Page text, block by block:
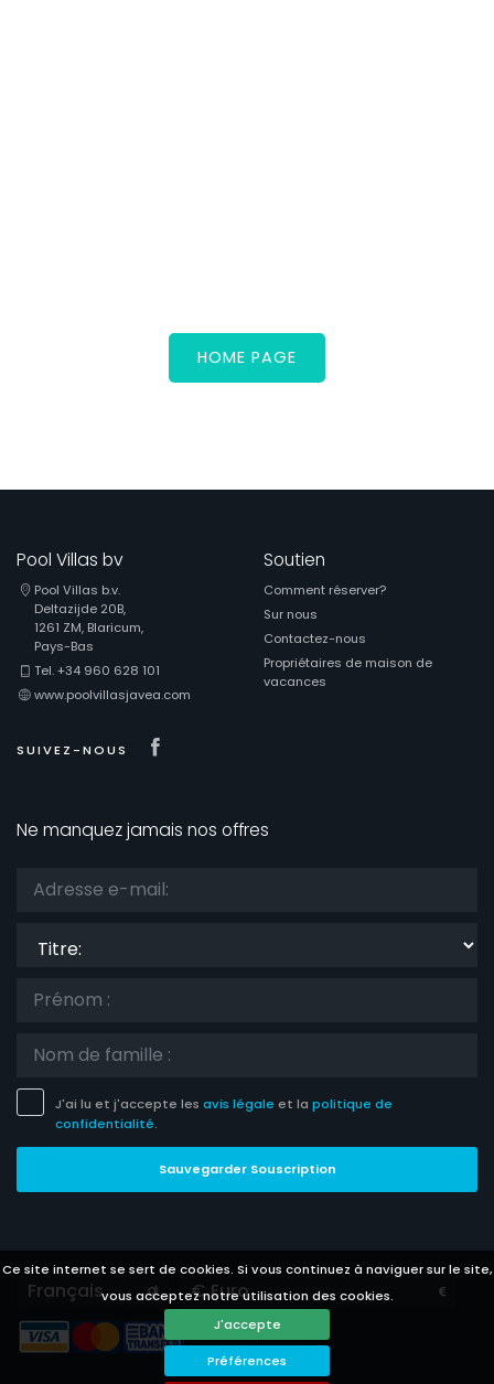
Ce site internet se sert de cookies. Si vous continuez à naviguer sur le site,
vous acceptez notre utilisation des cookies.
J'accepte
Préférences
HOME PAGE
Pool Villas bv
Pool Villas b.v.
Deltazijde 20B,
1261 ZM, Blaricum,
Pays-Bas
Tel. +34 960 628 101
www.poolvillasjavea.com
SUIVEZ-NOUS
Soutien
Comment réserver?
Sur nous
Contactez-nous
Propriétaires de maison de
vacances
Ne manquez jamais nos offres
J'ai lu et j'accepte les avis légale et la politique de
confidentialité.
Sauvegarder Souscription
Languages Currencies